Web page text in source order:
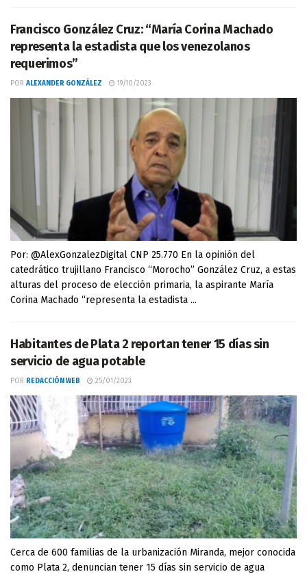
Francisco González Cruz: “María Corina Machado
representa la estadista que los venezolanos
requerimos”
POR ALEXANDER GONZÁLEZ 19/10/2023
Por: @AlexGonzalezDigital CNP 25.770 En la opinión del
catedrático trujillano Francisco “Morocho” González Cruz, a estas
alturas del proceso de elección primaria, la aspirante María
Corina Machado “representa la estadista ...
Habitantes de Plata 2 reportan tener 15 días sin
servicio de agua potable
POR REDACCIÓN WEB 25/01/2023
Cerca de 600 familias de la urbanización Miranda, mejor conocida
como Plata 2, denuncian tener 15 días sin servicio de agua